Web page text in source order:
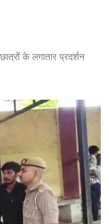
के लगातार प्रदर्शन